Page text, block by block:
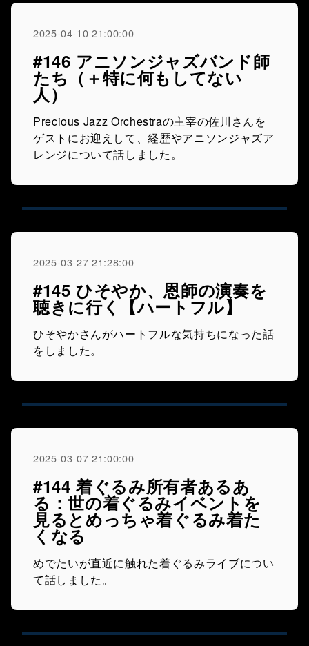
2025-04-10 21:00:00
#146 アニソンジャズバンド師
たち（＋特に何もしてない
人）
Precious Jazz Orchestraの主宰の佐川さんを
ゲストにお迎えして、経歴やアニソンジャズア
レンジについて話しました。
2025-03-27 21:28:00
#145 ひそやか、恩師の演奏を
聴きに行く【ハートフル】
ひそやかさんがハートフルな気持ちになった話
をしました。
2025-03-07 21:00:00
#144 着ぐるみ所有者あるあ
る：世の着ぐるみイベントを
見るとめっちゃ着ぐるみ着た
くなる
めでたいが直近に触れた着ぐるみライブについ
て話しました。